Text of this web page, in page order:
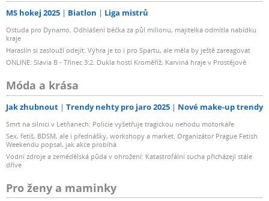
MS hokej 2025 Biatlon Liga mistrů
Ostuda pro Dynamo. Odhlášení béčka za půl milionu, majitelka odmítla nabídku
kraje
Haraslín si zaslouží odejít. Výhra je to i pro Spartu, ale měla by ještě zareagovat
ONLINE: Slavia B - Třinec 3:2. Dukla hostí Kroměříž, Karviná hraje v Prostějově
Móda a krása
Jak zhubnout Trendy nehty pro jaro 2025 Nové make-up trendy
Smrt na silnici v Letňanech: Policie vyšetřuje tragickou nehodu motorkáře
Sex, fetiš, BDSM, ale i přednášky, workshopy a market. Organizátor Prague Fetish
Weekendu popsal, jak akce probíhá
Vodní zdroje a zemědělská půda v ohrožení: Katastrofální sucha přicházejí stále
dříve
Pro ženy a maminky